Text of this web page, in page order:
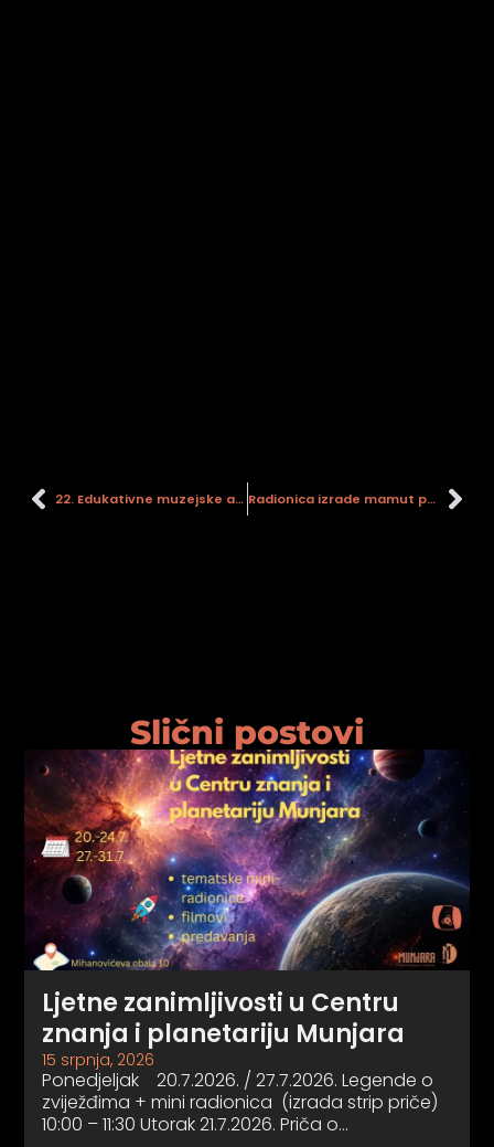
22. Edukativne muzejske akcije Radionica izrade mamut prstena
Slični postovi
Ljetne zanimljivosti u Centru
znanja i planetariju Munjara
15 srpnja, 2026
Ponedjeljak 20.7.2026. / 27.7.2026. Legende o
zviježđima + mini radionica (izrada strip priče)
10:00 – 11:30 Utorak 21.7.2026. Priča o…